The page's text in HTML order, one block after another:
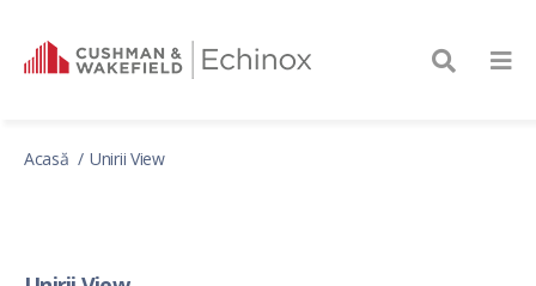
Acasă Unirii View